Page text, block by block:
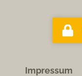
Impressum